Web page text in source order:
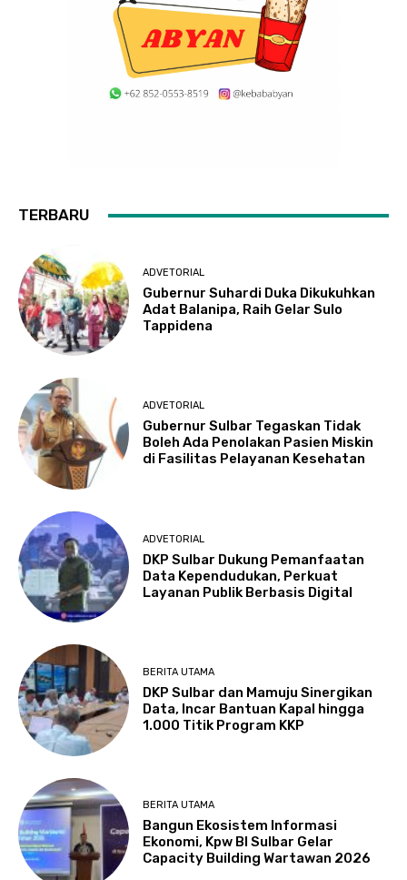
TERBARU
ADVETORIAL
Gubernur Suhardi Duka Dikukuhkan
Adat Balanipa, Raih Gelar Sulo
Tappidena
ADVETORIAL
Gubernur Sulbar Tegaskan Tidak
Boleh Ada Penolakan Pasien Miskin
di Fasilitas Pelayanan Kesehatan
ADVETORIAL
DKP Sulbar Dukung Pemanfaatan
Data Kependudukan, Perkuat
Layanan Publik Berbasis Digital
BERITA UTAMA
DKP Sulbar dan Mamuju Sinergikan
Data, Incar Bantuan Kapal hingga
1.000 Titik Program KKP
BERITA UTAMA
Bangun Ekosistem Informasi
Ekonomi, Kpw BI Sulbar Gelar
Capacity Building Wartawan 2026